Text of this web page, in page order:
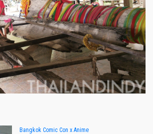
Bangkok Comic Con x Anime